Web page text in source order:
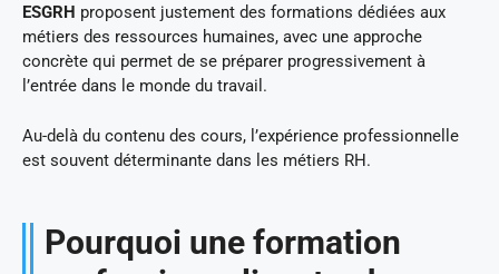
ESGRH proposent justement des formations dédiées aux
métiers des ressources humaines, avec une approche
concrète qui permet de se préparer progressivement à
l’entrée dans le monde du travail.
Au-delà du contenu des cours, l’expérience professionnelle
est souvent déterminante dans les métiers RH.
Pourquoi une formation